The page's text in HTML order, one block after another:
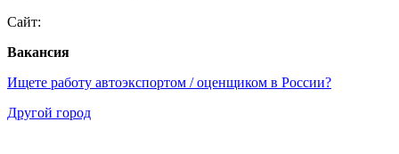
Сайт:
Вакансия
Ищете работу автоэкспортом / оценщиком в России?
Другой город